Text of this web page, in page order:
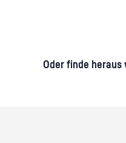
Oder finde